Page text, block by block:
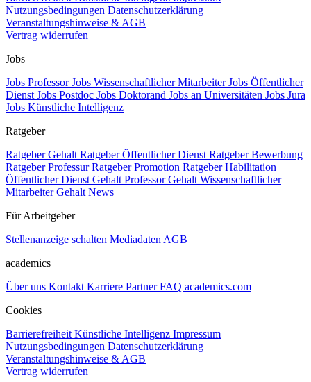
Nutzungsbedingungen Datenschutzerklärung
Veranstaltungshinweise & AGB
Vertrag widerrufen
Jobs
Jobs ProfessorJobs Wissenschaftlicher MitarbeiterJobs Öffentlicher
Dienst Jobs Postdoc Jobs Doktorand Jobs an Universitäten Jobs Jura
Jobs Künstliche Intelligenz
Ratgeber
Ratgeber Gehalt Ratgeber Öffentlicher Dienst Ratgeber Bewerbung
Ratgeber ProfessurRatgeber Promotion Ratgeber Habilitation
Öffentlicher Dienst Gehalt Professor Gehalt Wissenschaftlicher
Mitarbeiter Gehalt News
Für Arbeitgeber
Stellenanzeige schalten Mediadaten AGB
academics
Über uns Kontakt Karriere PartnerFAQ academics.com
Cookies
Barrierefreiheit Künstliche Intelligenz Impressum
Nutzungsbedingungen Datenschutzerklärung
Veranstaltungshinweise & AGB
Vertrag widerrufen